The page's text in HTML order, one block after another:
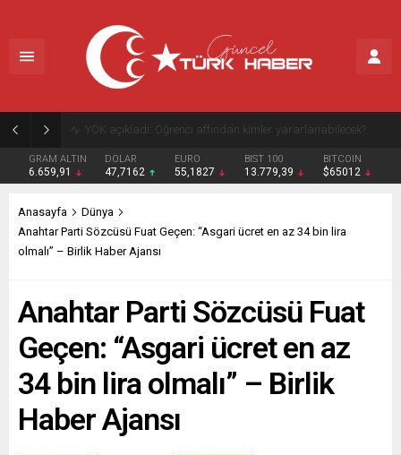
YÖK açıkladı: Öğrenci affından kimler yararlanabilecek?
GRAM ALTIN
6.659,91
DOLAR
47,7162
EURO
55,1827
BIST 100
13.779,39
BITCOIN
$65012
Anasayfa
Dünya
Anahtar Parti Sözcüsü Fuat Geçen: “Asgari ücret en az 34 bin lira
olmalı” – Birlik Haber Ajansı
Anahtar Parti Sözcüsü Fuat
Geçen: “Asgari ücret en az
34 bin lira olmalı” – Birlik
Haber Ajansı